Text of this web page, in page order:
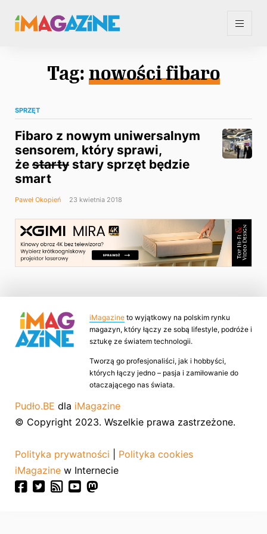
Tag: nowości fibaro
SPRZĘT
Fibaro z nowym uniwersalnym
sensorem, który sprawi,
że starty stary sprzęt będzie
smart
Paweł Okopień 23 kwietnia 2018
iMagazine to wyjątkowy na polskim rynku
magazyn, który łączy ze sobą lifestyle, podróże i
sztukę ze światem technologii.
Tworzą go profesjonaliści, jak i hobbyści,
których łączy jedno – pasja i zamiłowanie do
otaczającego nas świata.
Pudło.BE dla iMagazine
© Copyright 2023. Wszelkie prawa zastrzeżone.
Polityka prywatności
Polityka cookies
iMagazine w Internecie